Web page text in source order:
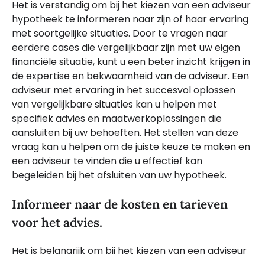
Het is verstandig om bij het kiezen van een adviseur
hypotheek te informeren naar zijn of haar ervaring
met soortgelijke situaties. Door te vragen naar
eerdere cases die vergelijkbaar zijn met uw eigen
financiële situatie, kunt u een beter inzicht krijgen in
de expertise en bekwaamheid van de adviseur. Een
adviseur met ervaring in het succesvol oplossen
van vergelijkbare situaties kan u helpen met
specifiek advies en maatwerkoplossingen die
aansluiten bij uw behoeften. Het stellen van deze
vraag kan u helpen om de juiste keuze te maken en
een adviseur te vinden die u effectief kan
begeleiden bij het afsluiten van uw hypotheek.
Informeer naar de kosten en tarieven
voor het advies.
Het is belangrijk om bij het kiezen van een adviseur